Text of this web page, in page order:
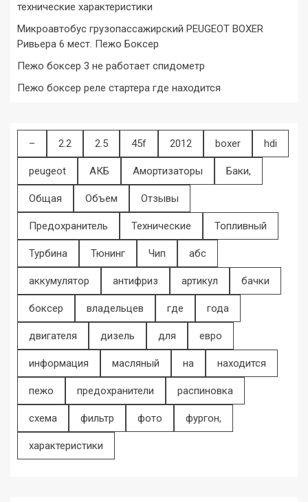
технические характеристики
Микроавтобус грузопассажирский PEUGEOT BOXER
Ривьера 6 мест. Пежо Боксер
Пежо боксер 3 не работает спидометр
Пежо боксер реле стартера где находится
– 2.2 2.5 45f 2012 boxer hdi
peugeot АКБ Амортизаторы Баки,
Общая Объем Отзывы
Предохранитель Технические Топливный
Турбина Тюнинг Чип абс
аккумулятор антифриз артикул бачки
боксер владельцев где года
двигателя дизель для евро
информация масляный на находится
пежо предохранители распиновка
схема фильтр фото фургон,
характеристики